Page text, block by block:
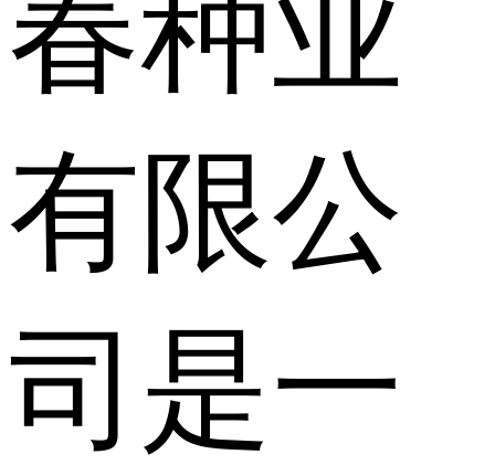
春种业
有限公
司是一